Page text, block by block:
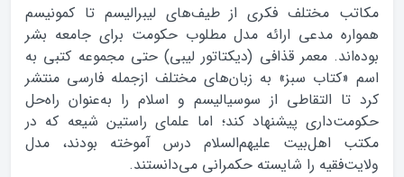
مکاتب مختلف فکری از طیف‌های لیبرالیسم تا کمونیسم
همواره مدعی ارائه مدل مطلوب حکومت برای جامعه بشر
بوده‌اند. معمر قذافی (دیکتاتور لیبی) حتی مجموعه کتبی به
اسم «کتاب سبز» به زبان‌های مختلف ازجمله فارسی منتشر
کرد تا التقاطی از سوسیالیسم و اسلام را به‌عنوان راه‌حل
حکومت‌داری پیشنهاد کند؛ اما علمای راستین شیعه که در
مکتب اهل‌بیت علیهم‌السلام درس آموخته بودند، مدل
ولایت‌فقیه را شایسته حکمرانی می‌دانستند.